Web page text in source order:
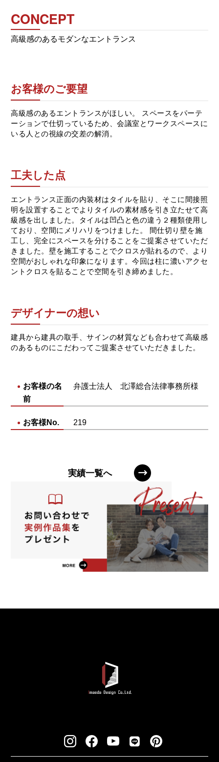
CONCEPT
高級感のあるモダンなエントランス
お客様のご要望
高級感のあるエントランスがほしい。 スペースをパーテ
ーションで仕切っているため、会議室とワークスペースに
いる人との視線の交差の解消。
工夫した点
エントランス正面の内装材はタイルを貼り、そこに間接照
明を設置することでよりタイルの素材感を引き立たせて高
級感を出しました。タイルは凹凸と色の違う２種類使用し
ており、空間にメリハリをつけました。 間仕切り壁を施
工し、完全にスペースを分けることをご提案させていただ
きました。壁を施工することでクロスが貼れるので、より
空間がおしゃれな印象になります。今回は柱に濃いアクセ
ントクロスを貼ることで空間を引き締めました。
デザイナーの想い
建具から建具の取手、サインの材質なども合わせて高級感
のあるものにこだわってご提案させていただきました。
お客様の名
前
弁護士法人 北澤総合法律事務所様
お客様No. 219
実績一覧へ